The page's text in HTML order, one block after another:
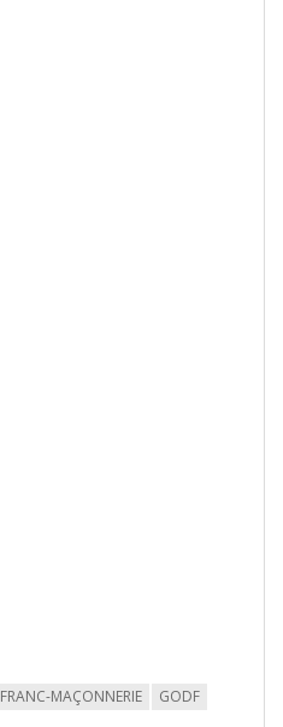
FRANC-MAÇONNERIE GODF